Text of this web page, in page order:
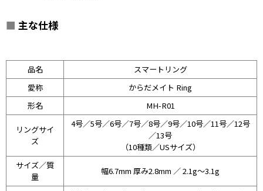
■ 主な仕様
品名
スマートリング
愛称
からだメイト Ring
形名
MH-R01
リングサイ
ズ
4号／5号／6号／7号／8号／9号／10号／11号／12号
／13号
（10種類／USサイズ）
サイズ／質
量
幅6.7mm 厚み2.8mm ／ 2.1g～3.1g